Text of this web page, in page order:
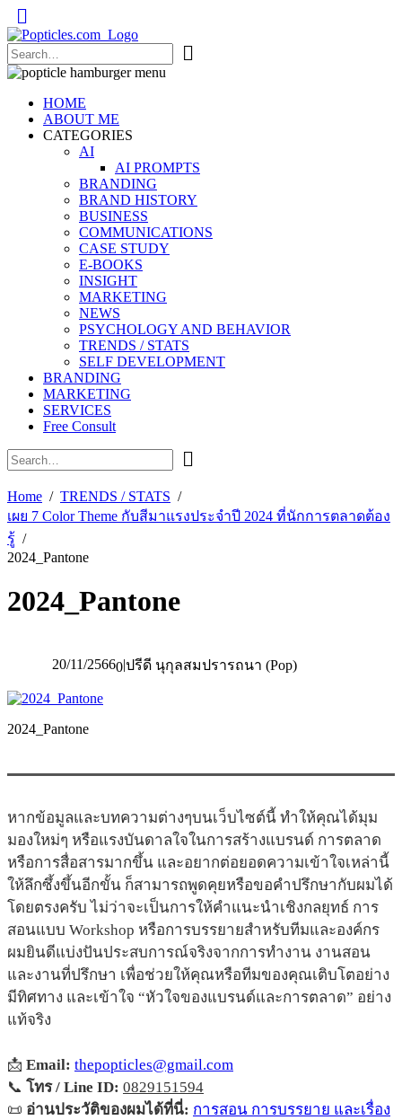
Popticles.com
HOME
ABOUT ME
CATEGORIES
AI
AI PROMPTS
BRANDING
BRAND HISTORY
BUSINESS
COMMUNICATIONS
CASE STUDY
E-BOOKS
INSIGHT
MARKETING
NEWS
PSYCHOLOGY AND BEHAVIOR
TRENDS / STATS
SELF DEVELOPMENT
BRANDING
MARKETING
SERVICES
Free Consult
Home
TRENDS / STATS
เผย 7 Color Theme กับสีมาแรงประจำปี 2024 ที่นักการตลาดต้อง
รู้
2024_Pantone
2024_Pantone
20/11/25660|ปรีดี นุกุลสมปรารถนา (Pop)
2024_Pantone
หากข้อมูลและบทความต่างๆบนเว็บไซต์นี้ ทำให้คุณได้มุม
มองใหม่ๆ หรือแรงบันดาลใจในการสร้างแบรนด์ การตลาด
หรือการสื่อสารมากขึ้น และอยากต่อยอดความเข้าใจเหล่านี้
ให้ลึกซึ้งขึ้นอีกขั้น ก็สามารถพูดคุยหรือขอคำปรึกษากับผมได้
โดยตรงครับ ไม่ว่าจะเป็นการให้คำแนะนำเชิงกลยุทธ์ การ
สอนแบบ Workshop หรือการบรรยายสำหรับทีมและองค์กร
ผมยินดีแบ่งปันประสบการณ์จริงจากการทำงาน งานสอน
และงานที่ปรึกษา เพื่อช่วยให้คุณหรือทีมของคุณเติบโตอย่าง
มีทิศทาง และเข้าใจ “หัวใจของแบรนด์และการตลาด” อย่าง
แท้จริง
📩 Email: thepopticles@gmail.com
📞 โทร / Line ID: 0829151594
📜 อ่านประวัติของผมได้ที่นี่: การสอน การบรรยาย และเรื่อง